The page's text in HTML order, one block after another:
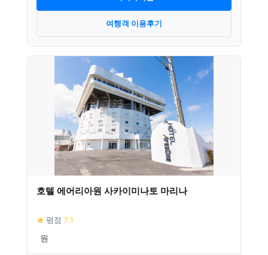
여행객 이용후기
호텔 에어리아원 사카이미나토 마리나
★ 평점 7.1